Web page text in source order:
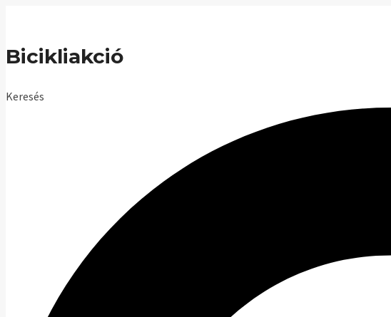
content
Bicikliakció
Keresés